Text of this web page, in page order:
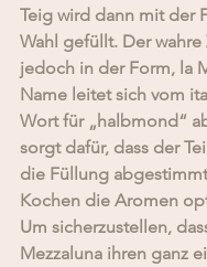
Teig wird dann mit der
Wahl gefüllt. Der
jedoch in der Form, la
Name leitet sich vom
Wort für „halbmond“
sorgt dafür, dass der
die Füllung
Kochen die Aromen
Um sicherzustellen,
Mezzaluna ihren ganz